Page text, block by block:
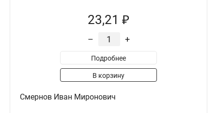
23,21 ₽
– +
Подробнее
В корзину
Смернов Иван Миронович